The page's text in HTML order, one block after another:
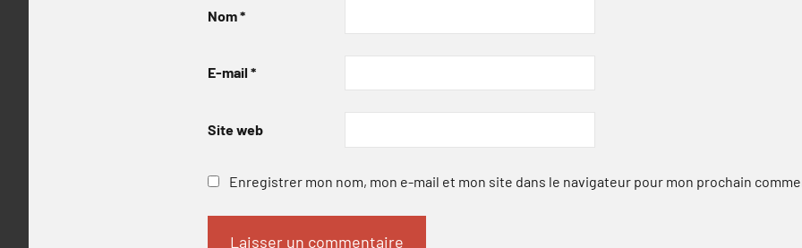
Nom*
E-mail *
Site web
Enregistrer mon nom, mon e-mail et mon site dans le navigateur pour mon prochain